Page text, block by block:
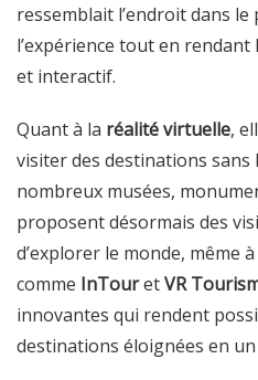
ressemblait l’endroit dans le
l’expérience tout en
et interactif.
Quant à la réalité virtuelle,
visiter des destinations sans
nombreux musées,
proposent désormais des
d’explorer le monde, même
comme InTouretVR
innovantes qui rendent
destinations éloignées en un